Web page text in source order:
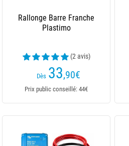
Rallonge Barre Franche
Plastimo
(2 avis)
Dès 33,90€
Prix public conseillé: 44€